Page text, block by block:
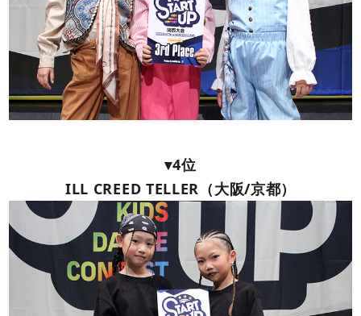
▾4位
ILL CREED TELLER（大阪/京都）